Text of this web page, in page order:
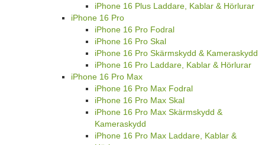
iPhone 16 Plus Laddare, Kablar & Hörlurar
iPhone 16 Pro
iPhone 16 Pro Fodral
iPhone 16 Pro Skal
iPhone 16 Pro Skärmskydd & Kameraskydd
iPhone 16 Pro Laddare, Kablar & Hörlurar
iPhone 16 Pro Max
iPhone 16 Pro Max Fodral
iPhone 16 Pro Max Skal
iPhone 16 Pro Max Skärmskydd &
Kameraskydd
iPhone 16 Pro Max Laddare, Kablar &